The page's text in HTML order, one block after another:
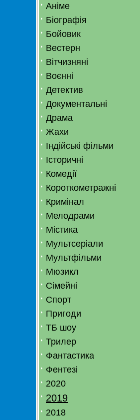
Аніме
Біографія
Бойовик
Вестерн
Вітчизняні
Воєнні
Детектив
Документальні
Драма
Жахи
Індійські фільми
Історичні
Комедії
Короткометражні
Кримінал
Мелодрами
Містика
Мультсеріали
Мультфільми
Мюзикл
Сімейні
Спорт
Пригоди
ТБ шоу
Трилер
Фантастика
Фентезі
2020
2019
2018